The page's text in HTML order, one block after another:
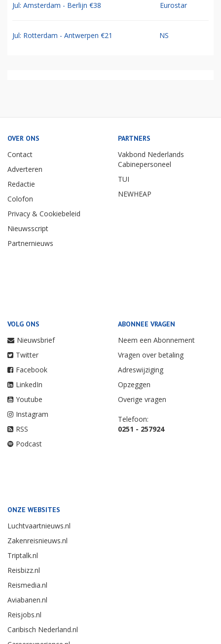
Jul: Amsterdam - Berlijn €38 Eurostar
Jul: Rotterdam - Antwerpen €21 NS
OVER ONS
Contact
Adverteren
Redactie
Colofon
Privacy & Cookiebeleid
Nieuwsscript
Partnernieuws
PARTNERS
Vakbond Nederlands
Cabinepersoneel
TUI
NEWHEAP
VOLG ONS
Nieuwsbrief
Twitter
Facebook
LinkedIn
Youtube
Instagram
RSS
Podcast
ABONNEE VRAGEN
Neem een Abonnement
Vragen over betaling
Adreswijziging
Opzeggen
Overige vragen
Telefoon:
0251 - 257924
ONZE WEBSITES
Luchtvaartnieuws.nl
Zakenreisnieuws.nl
Triptalk.nl
Reisbizz.nl
Reismedia.nl
Aviabanen.nl
Reisjobs.nl
Caribisch Nederland.nl